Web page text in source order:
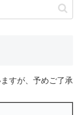
すが、予めご了承